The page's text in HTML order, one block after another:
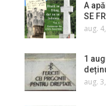
A
SE
aug.
1
aug.